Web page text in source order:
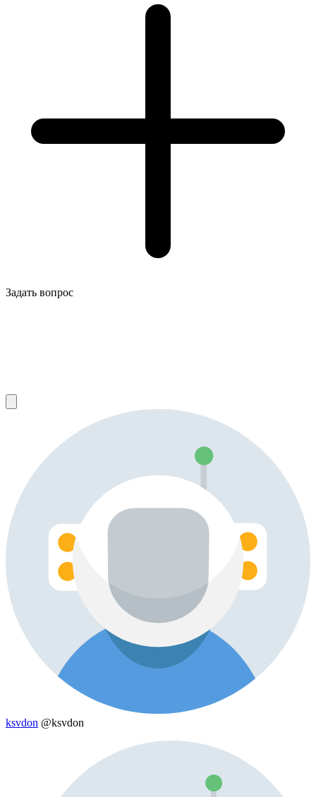
Задать вопрос
ksvdon @ksvdon